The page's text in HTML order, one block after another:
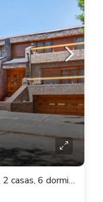
Nuevo Ingreso! Hermoso chalet, 2 casas, 6 dormitorios, Fondo, Piscina en Prado